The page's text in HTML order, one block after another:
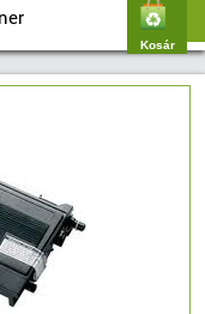
Kosár